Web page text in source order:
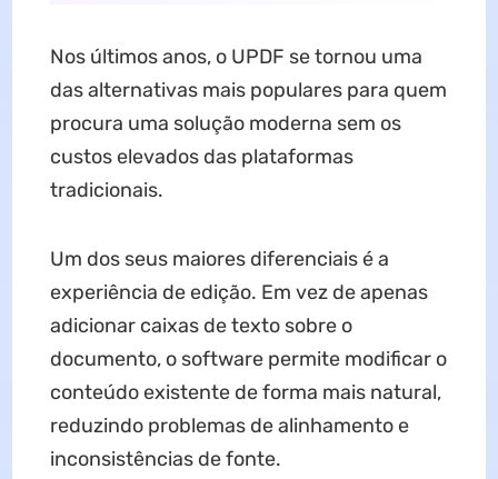
Nos últimos anos, o UPDF se tornou uma
das alternativas mais populares para quem
procura uma solução moderna sem os
custos elevados das plataformas
tradicionais.
Um dos seus maiores diferenciais é a
experiência de edição. Em vez de apenas
adicionar caixas de texto sobre o
documento, o software permite modificar o
conteúdo existente de forma mais natural,
reduzindo problemas de alinhamento e
inconsistências de fonte.